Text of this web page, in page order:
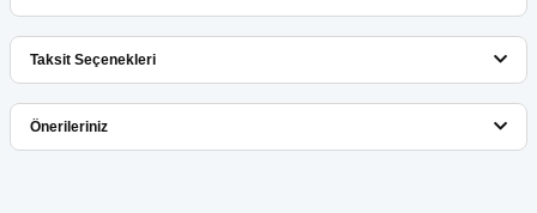
Bu ürüne ilk yorumu siz yapın!
Taksit Seçenekleri
Önerileriniz